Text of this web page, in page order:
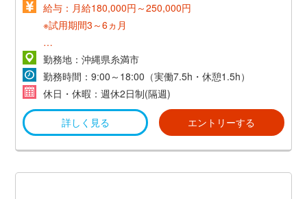
給与：月給180,000円～250,000円
※試用期間3～6ヵ月
交通費支給(当社規定あり）
勤務地：沖縄県糸満市
勤務時間：9:00～18:00（実働7.5h・休憩1.5h）
休日・休暇：週休2日制(隔週)
詳しく見る エントリーする